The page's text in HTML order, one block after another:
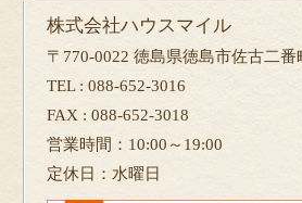
株式会社ハウスマイル
〒770-0022 徳島県徳島市佐古二番
TEL : 088-652-3016
FAX : 088-652-3018
営業時間：10:00～19:00
定休日：水曜日